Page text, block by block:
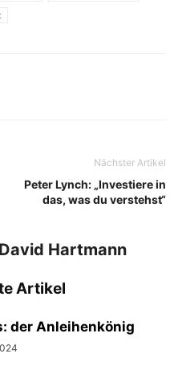
Nächster Artikel
Peter Lynch: „Investiere in
das, was du verstehst“
David Hartmann
Artikel
der Anleihenkönig